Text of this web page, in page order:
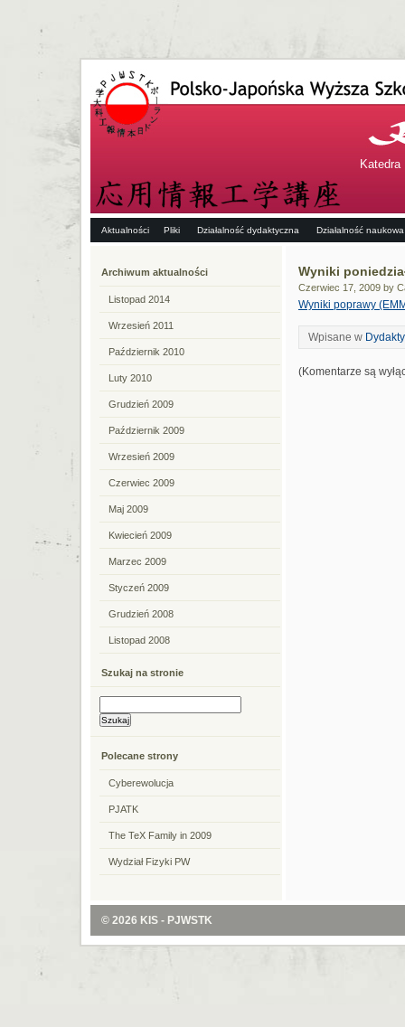
Aktualności Pliki Działalność dydaktyczna Działalność naukowa
Wyniki
Czerwiec 17, 2009 by
Wyniki poprawy
Wpisane w
(Komentarze są
Archiwum aktualności
Listopad 2014
Wrzesień 2011
Październik 2010
Luty 2010
Grudzień 2009
Październik 2009
Wrzesień 2009
Czerwiec 2009
Maj 2009
Kwiecień 2009
Marzec 2009
Styczeń 2009
Grudzień 2008
Listopad 2008
Szukaj na stronie
Polecane strony
Cyberewolucja
PJATK
The TeX Family in 2009
Wydział Fizyki PW
© 2026 KIS - PJWSTK